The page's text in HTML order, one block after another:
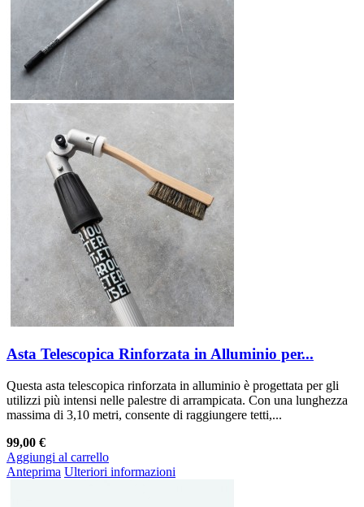
Asta Telescopica Rinforzata in Alluminio per...
Questa asta telescopica rinforzata in alluminio è progettata per gli
utilizzi più intensi nelle palestre di arrampicata. Con una lunghezza
massima di 3,10 metri, consente di raggiungere tetti,...
99,00 €
Aggiungi al carrello
Anteprima Ulteriori informazioni